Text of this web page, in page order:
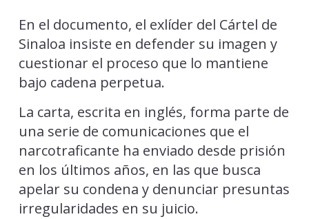
En el documento, el exlíder del Cártel de
Sinaloa insiste en defender su imagen y
cuestionar el proceso que lo mantiene
bajo cadena perpetua.
La carta, escrita en inglés, forma parte de
una serie de comunicaciones que el
narcotraficante ha enviado desde prisión
en los últimos años, en las que busca
apelar su condena y denunciar presuntas
irregularidades en su juicio.